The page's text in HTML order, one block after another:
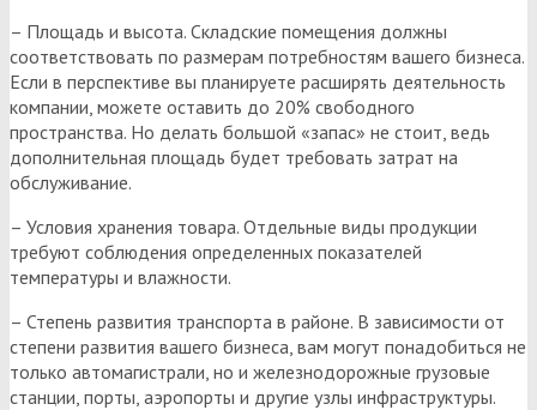
– Площадь и высота. Складские помещения должны
соответствовать по размерам потребностям вашего бизнеса.
Если в перспективе вы планируете расширять деятельность
компании, можете оставить до 20% свободного
пространства. Но делать большой «запас» не стоит, ведь
дополнительная площадь будет требовать затрат на
обслуживание.
– Условия хранения товара. Отдельные виды продукции
требуют соблюдения определенных показателей
температуры и влажности.
– Степень развития транспорта в районе. В зависимости от
степени развития вашего бизнеса, вам могут понадобиться не
только автомагистрали, но и железнодорожные грузовые
станции, порты, аэропорты и другие узлы инфраструктуры.